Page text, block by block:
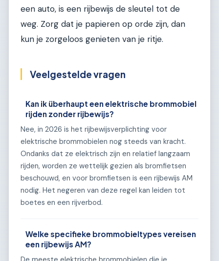
een auto, is een rijbewijs de sleutel tot de
weg. Zorg dat je papieren op orde zijn, dan
kun je zorgeloos genieten van je ritje.
Veelgestelde vragen
Kan ik überhaupt een elektrische brommobiel
rijden zonder rijbewijs?
Nee, in 2026 is het rijbewijsverplichting voor
elektrische brommobielen nog steeds van kracht.
Ondanks dat ze elektrisch zijn en relatief langzaam
rijden, worden ze wettelijk gezien als bromfietsen
beschouwd, en voor bromfietsen is een rijbewijs AM
nodig. Het negeren van deze regel kan leiden tot
boetes en een rijverbod.
Welke specifieke brommobieltypes vereisen
een rijbewijs AM?